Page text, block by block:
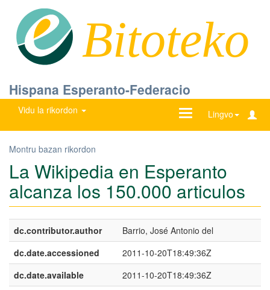
Bitoteko
Hispana Esperanto-Federacio
Vidu la rikordon Lingvo
Ŝanĝu
Montru bazan rikordon
La Wikipedia en Esperanto
alcanza los 150.000 articulos
dc.contributor.author
Barrio, José Antonio del
dc.date.accessioned
2011-10-20T18:49:36Z
dc.date.available
2011-10-20T18:49:36Z